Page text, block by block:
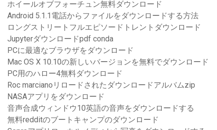
ホイールオブフォーチュン無料ダウンロード
Android 5.1.1電話からファイルをダウンロードする方法
ロングストリートフルエピソードトレントダウンロード
Jupyterダウンロードpdf conda
PCに最適なブラウザをダウンロード
Mac OS X 10.10の新しいバージョンを無料でダウンロード
PC用のハロー4無料ダウンロード
Roc marcianoリロードされたダウンロードアルバムzip
NASAアプリをダウンロード
音声合成ウィンドウ10英語の音声をダウンロードする
無料redditのブートキャンプのダウンロード